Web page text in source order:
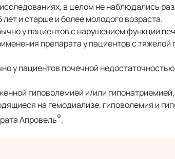
в целом не наблюдались
и старше и более молодого возраста.
у пациентов с нарушением функции
препарата у пациентов с
у пациентов почечной
гиповолемией и/или
на гемодиализе, гиповолемия и
Апровель®.